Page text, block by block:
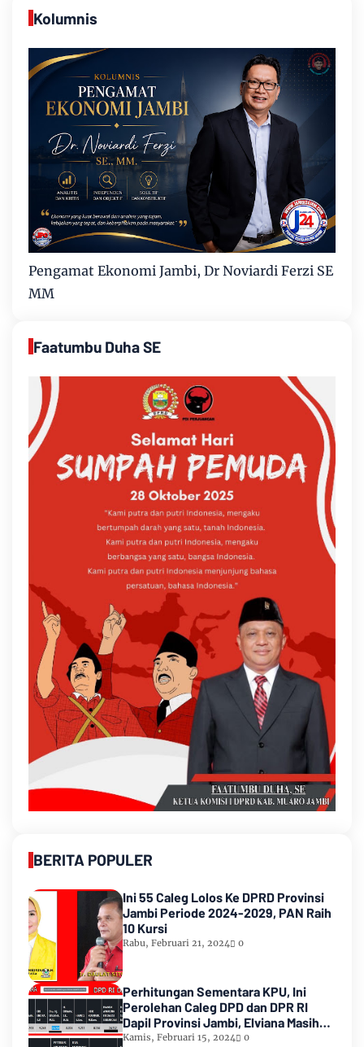
Kolumnis
Pengamat Ekonomi Jambi, Dr Noviardi Ferzi SE
MM
Faatumbu Duha SE
BERITA POPULER
Ini 55 Caleg Lolos Ke DPRD Provinsi
Jambi Periode 2024-2029, PAN Raih
10 Kursi
Rabu, Februari 21, 2024 0
Perhitungan Sementara KPU, Ini
Perolehan Caleg DPD dan DPR RI
Dapil Provinsi Jambi, Elviana Masih
Urutan Kedua Teratas
Kamis, Februari 15, 2024 0